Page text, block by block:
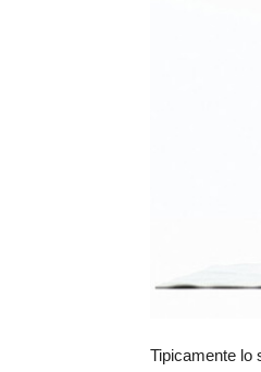
Tipicamente lo